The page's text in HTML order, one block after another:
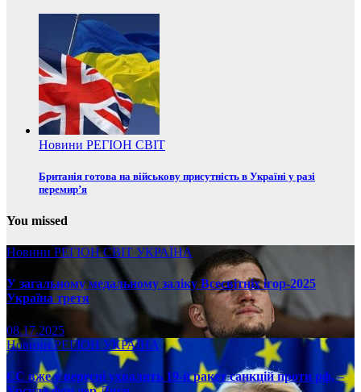
Новини РЕГІОН СВІТ
Британія готова на військову присутність в Україні у разі
перемир’я
You missed
Новини РЕГІОНСВІТ УКРАЇНА
У загальному медальному заліку Всесвітніх ігор-2025
Україна третя
08.17.2025
НовиниРЕГІОН УКРАЇНА
ЄС вже у вересні ухвалить 19-й ракет санкцій проти рф, –